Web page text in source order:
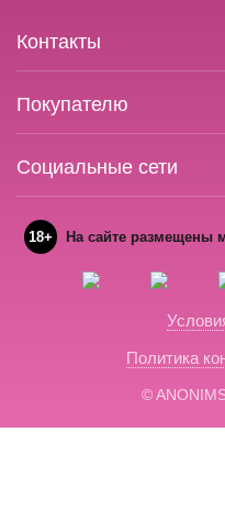
Контакты
Покупателю
Социальные сети
18+ На сайте размещены
Политика
©